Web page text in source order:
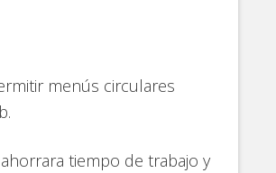
menús circulares
tiempo de trabajo y